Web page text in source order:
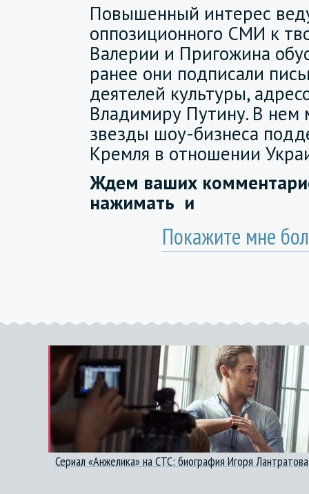
Повышенный интерес
оппозиционного СМИ к
Валерии и Пригожина
ранее они подписали
деятелей культуры,
Владимиру Путину. В нем
звезды шоу-бизнеса
Кремля в отношении
Ждем ваших
нажимать и
Покажите мне
Сериал «Анжелика» на СТС: биография Игоря Лантратова